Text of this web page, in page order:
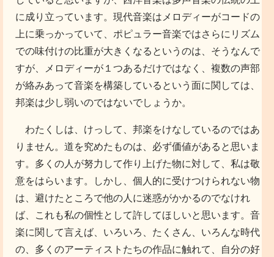
に成り立っています。現代音楽はメロディーがコードの
上に乗っかっていて、ポピュラー音楽ではさらにリズム
での味付けの比重が大きくなるというのは、そうなんで
すが、メロディーが１つあるだけではなく、複数の声部
が絡みあって音楽を構築しているという面に関しては、
邦楽は少し弱いのではないでしょうか。
わたくしは、けっして、邦楽をけなしているのではあ
りません。道を究めたものは、必ず価値があると思いま
す。多くの人が努力して作り上げた物に対して、私は敬
意をはらいます。しかし、個人的に受けつけられない物
は、避けたところで他の人に迷惑がかかるのでなけれ
ば、これも私の個性として許してほしいと思います。音
楽に関して言えば、いろいろ、たくさん、いろんな時代
の、多くのアーティストたちの作品に触れて、自分の好